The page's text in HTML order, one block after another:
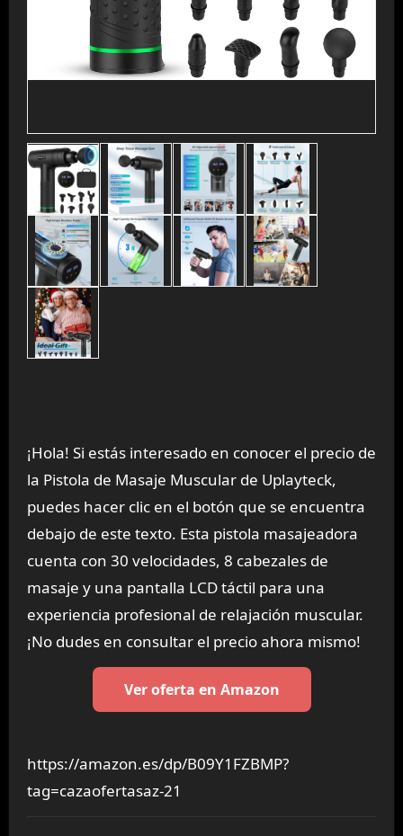
¡Hola! Si estás interesado en conocer el precio de
la Pistola de Masaje Muscular de Uplayteck,
puedes hacer clic en el botón que se encuentra
debajo de este texto. Esta pistola masajeadora
cuenta con 30 velocidades, 8 cabezales de
masaje y una pantalla LCD táctil para una
experiencia profesional de relajación muscular.
¡No dudes en consultar el precio ahora mismo!
Ver oferta en Amazon
https://amazon.es/dp/B09Y1FZBMP?
tag=cazaofertasaz-21